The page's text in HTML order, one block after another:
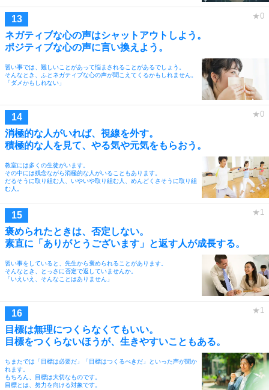
ネガティブな心の声はシャットアウトしよう。
ポジティブな心の声に言い換えよう。
習い事では、難しいことがあって悩まされることがあるでしょう。
そんなとき、ふとネガティブな心の声が聞こえてくるかもしれません。
「ダメかもしれない」
消極的な人がいれば、視線を外す。
積極的な人を見て、やる気や元気をもらおう。
教室には多くの生徒がいます。
その中には残念ながら消極的な人がいることもあります。
だるそうに取り組む人、いやいや取り組む人、めんどくさそうに取り組
む人。
褒められたときは、否定しない。
素直に「ありがとうございます」と返す人が成長する。
習い事をしていると、先生から褒められることがあります。
そんなとき、とっさに否定で返していませんか。
「いえいえ、そんなことはありません」
目標は無理につくらなくてもいい。
目標をつくらないほうが、生きやすいこともある。
ちまたでは「目標は必要だ」「目標はつくるべきだ」といった声が聞か
れます。
もちろん、目標は大切なものです。
目標とは、努力を向ける対象です。